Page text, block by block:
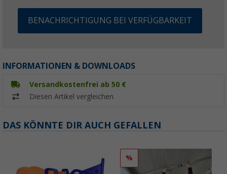
BENACHRICHTIGUNG BEI VERFÜGBARKEIT
INFORMATIONEN & DOWNLOADS
Versandkostenfrei ab 50 €
Diesen Artikel vergleichen
DAS KÖNNTE DIR AUCH GEFALLEN
%